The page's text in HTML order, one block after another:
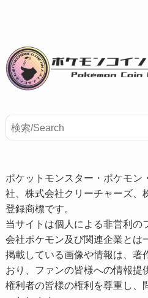
ポケットモンスター・ポケモン
社、株式会社クリーチャーズ、
登録商標です。
当サイトは個人による非営利の
会社ポケモン及び関連企業とは
掲載している画像や情報は、著
おり、ファンの皆様への情報提
権利者の皆様の権利を尊重し、